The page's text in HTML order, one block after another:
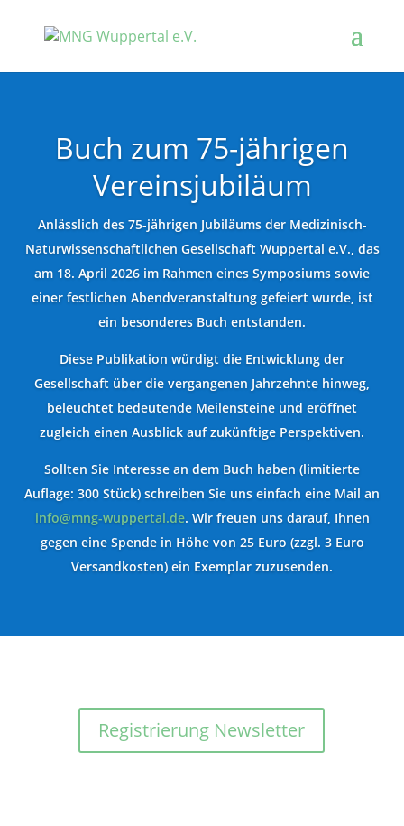
Buch zum 75-jährigen
Vereinsjubiläum
Anlässlich des 75-jährigen Jubiläums der Medizinisch-
Naturwissenschaftlichen Gesellschaft Wuppertal e.V., das
am 18. April 2026 im Rahmen eines Symposiums sowie
einer festlichen Abendveranstaltung gefeiert wurde, ist
ein besonderes Buch entstanden.
Diese Publikation würdigt die Entwicklung der
Gesellschaft über die vergangenen Jahrzehnte hinweg,
beleuchtet bedeutende Meilensteine und eröffnet
zugleich einen Ausblick auf zukünftige Perspektiven.
Sollten Sie Interesse an dem Buch haben (limitierte
Auflage: 300 Stück) schreiben Sie uns einfach eine Mail an
info@mng-wuppertal.de. Wir freuen uns darauf, Ihnen
gegen eine Spende in Höhe von 25 Euro (zzgl. 3 Euro
Versandkosten) ein Exemplar zuzusenden.
Registrierung Newsletter